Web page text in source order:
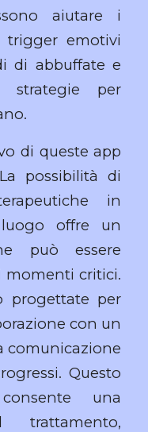
aiutare i
emotivi
di abbuffate e
strategie per
di queste app
possibilità di
in
offre un
può essere
momenti critici.
progettate per
con un
comunicazione
Questo
una
trattamento,